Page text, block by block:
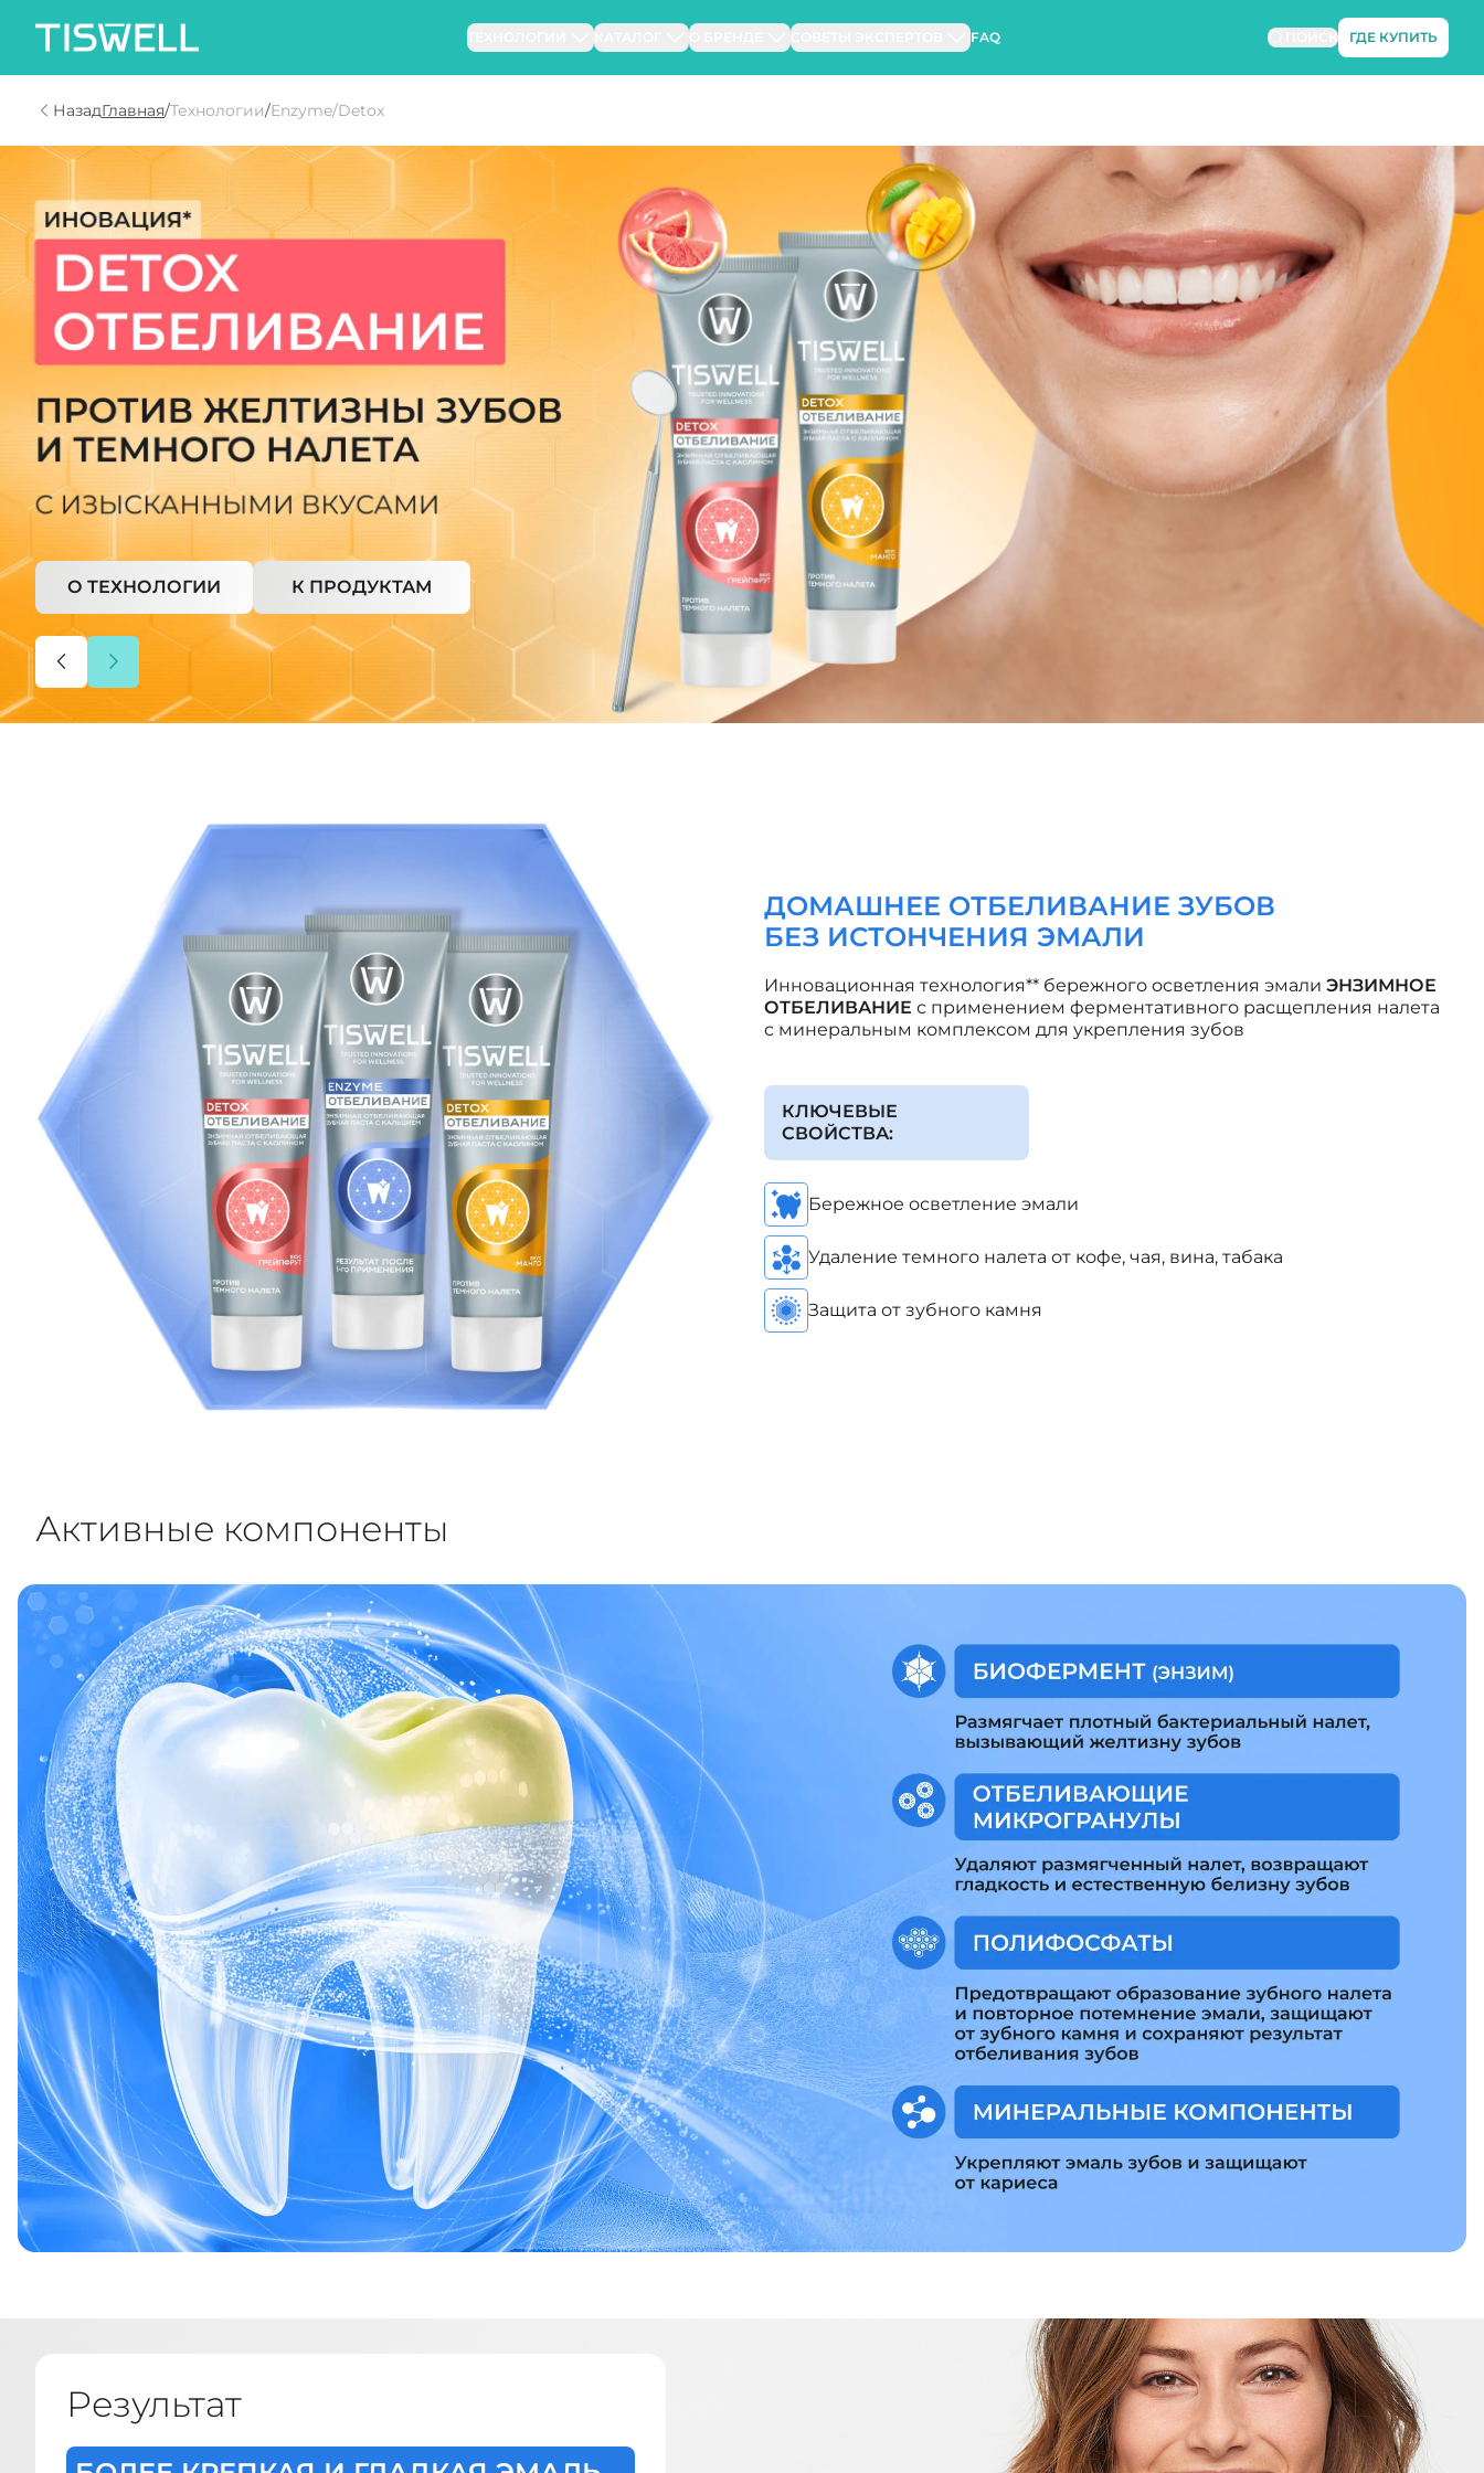
ТЕХНОЛОГИИ FAQ ПОИСК ГДЕ КУПИТЬ
НазадГлавная/Технологии/Enzyme/Detox
О технологии Enzyme/Detox отбеливание
О ТЕХНОЛОГИИ К ПРОДУКТАМ
ДОМАШНЕЕ ОТБЕЛИВАНИЕ ЗУБОВ
БЕЗ ИСТОНЧЕНИЯ ЭМАЛИ
Инновационная технология** бережного осветления эмали ЭНЗИМНОЕ
ОТБЕЛИВАНИЕ с применением ферментативного расщепления налета
с минеральным комплексом для укрепления зубов
КЛЮЧЕВЫЕ
СВОЙСТВА:
Бережное осветление эмали
Удаление темного налета от кофе, чая, вина, табака
Защита от зубного камня
Активные компоненты
Результат